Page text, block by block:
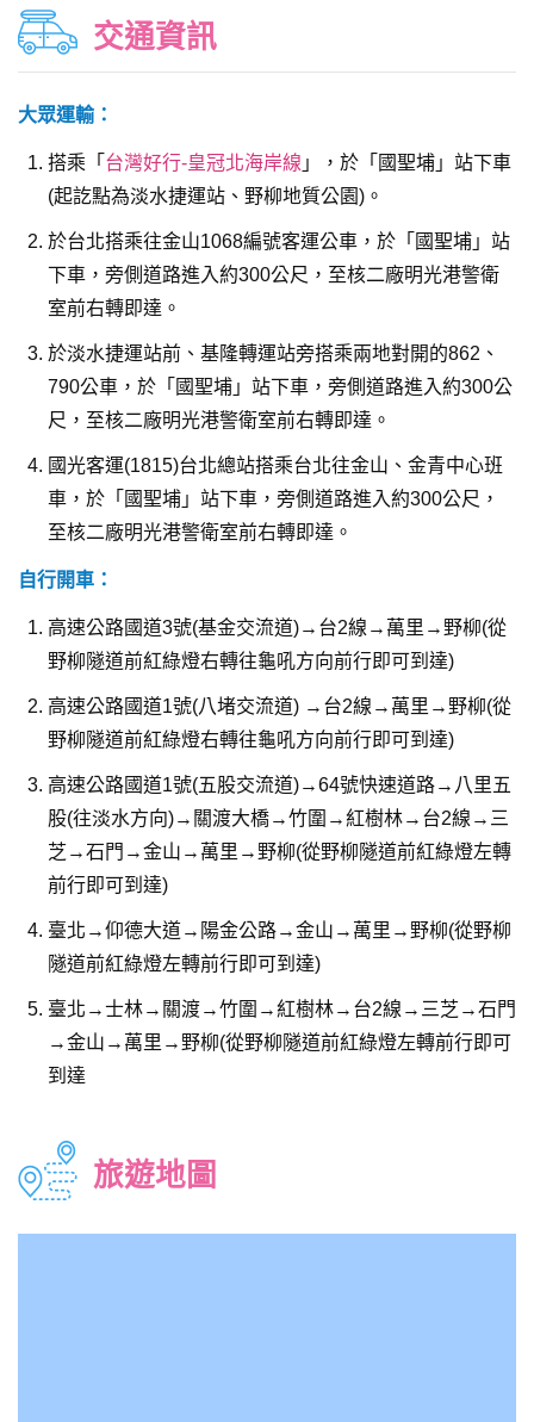
交通資訊
大眾運輸：
搭乘「 台灣好行-皇冠北海岸線 」，於「國聖埔」站下車
(起訖點為淡水捷運站、野柳地質公園)。
於台北搭乘往金山1068編號客運公車，於「國聖埔」站
下車，旁側道路進入約300公尺，至核二廠明光港警衛
室前右轉即達。
於淡水捷運站前、基隆轉運站旁搭乘兩地對開的862、
790公車，於「國聖埔」站下車，旁側道路進入約300公
尺，至核二廠明光港警衛室前右轉即達。
國光客運(1815)台北總站搭乘台北往金山、金青中心班
車，於「國聖埔」站下車，旁側道路進入約300公尺，
至核二廠明光港警衛室前右轉即達。
自行開車：
高速公路國道3號(基金交流道)→台2線→萬里→野柳(從
野柳隧道前紅綠燈右轉往龜吼方向前行即可到達)
高速公路國道1號(八堵交流道) →台2線→萬里→野柳(從
野柳隧道前紅綠燈右轉往龜吼方向前行即可到達)
高速公路國道1號(五股交流道)→64號快速道路→八里五
股(往淡水方向)→關渡大橋→竹圍→紅樹林→台2線→三
芝→石門→金山→萬里→野柳(從野柳隧道前紅綠燈左轉
前行即可到達)
臺北→仰德大道→陽金公路→金山→萬里→野柳(從野柳
隧道前紅綠燈左轉前行即可到達)
臺北→士林→關渡→竹圍→紅樹林→台2線→三芝→石門
→金山→萬里→野柳(從野柳隧道前紅綠燈左轉前行即可
到達
旅遊地圖